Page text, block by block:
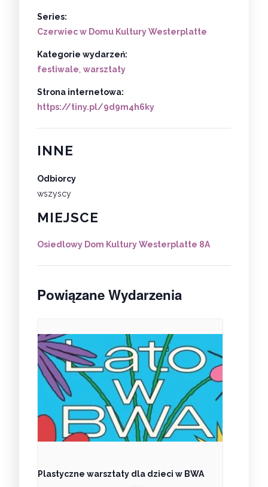
Series:
Czerwiec w Domu Kultury Westerplatte
Kategorie wydarzeń:
festiwale, warsztaty
Strona internetowa:
https://tiny.pl/9d9m4h6ky
MIEJSCE
Osiedlowy Dom Kultury Westerplatte 8A
INNE
Odbiorcy
wszyscy
Powiązane Wydarzenia
Plastyczne warsztaty dla dzieci w BWA